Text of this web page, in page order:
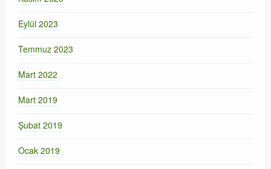
Eylül 2023
Temmuz 2023
Mart 2022
Mart 2019
Şubat 2019
Ocak 2019